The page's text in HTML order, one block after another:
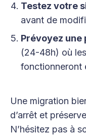
Testez votre
avant de
Prévoyez une
(24-48h) où
fonctionneront
Une migration
d’arrêt et
N’hésitez pas à